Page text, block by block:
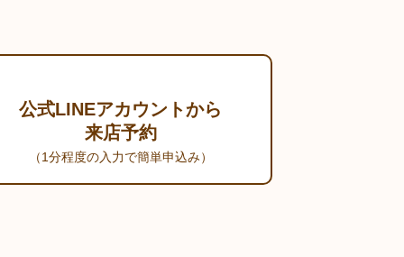
公式LINEアカウントから
来店予約
（1分程度の入力で簡単申込み）